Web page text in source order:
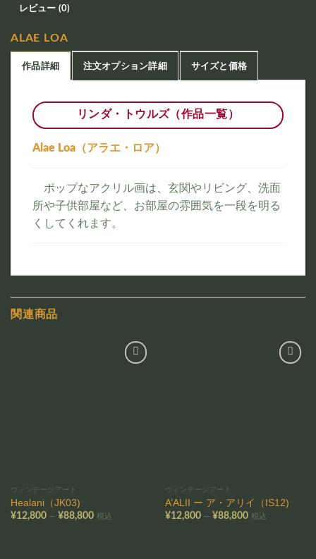
レビュー (0)
ALAE LOA
作品詳細 注文オプション詳細 サイズと価格
リンダ・トウルズ（作品一覧）
Alae Loa（アラエ・ロア）
ポップなアクリル画は、玄関やリビング、洗面
所や子供部屋など、お部屋の雰囲気を一段を明る
くしてくれます。
関連商品
ヴィンデージアート
Healani（JK03)
¥12,800 – ¥88,800価税込
ヴィンデージアート
A’ALII ー ア・アリイ（IS12)
¥12,800 – ¥88,800価税込